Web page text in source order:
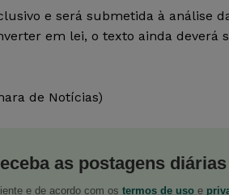
e será submetida à análise
em lei, o texto ainda deverá
de Notícias)
as postagens
e de acordo com os termos de uso e